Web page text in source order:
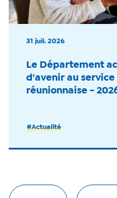
31 juil. 2026
Le Département
d'avenir au service
réunionnaise -
#Actualité